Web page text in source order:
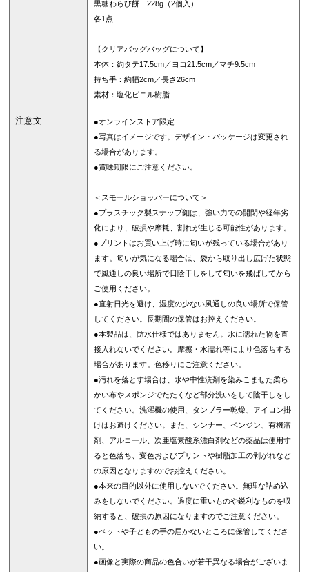
黒糖わらび餅 228g（2個入）
各1点
【クリアバッグバッグについて】
本体：約タテ17.5cm／ヨコ21.5cm／マチ9.5cm
持ち手：約幅2cm／長さ26cm
素材：塩化ビニル樹脂
注意文
●オンラインストア限定
●写真はイメージです。デザイン・パッケージは変更され
る場合があります。
●賞味期限にご注意ください。
＜スモールショッパーについて＞
●プラスチック製スナップ釦は、強い力での開閉や経年劣
化により、破損や摩耗、割れが生じる可能性があります。
●プリントはお買い上げ時に匂いが残っている場合があり
ます。匂いが気になる場合は、袋から取り出し広げた状態
で風通しの良い場所で日陰干しをして匂いを飛ばしてから
ご使用ください。
●直射日光を避け、湿度の少ない風通しの良い場所で保管
してください。長期間の保管はお控えください。
●本製品は、防水仕様ではありません。水に濡れた物を直
接入れないでください。摩擦・水濡れ等により色落ちする
場合があります。色移りにご注意ください。
●汚れを落とす場合は、水や中性洗剤を染みこませた柔ら
かい布やスポンジでたたくなど部分洗いをして陰干しをし
てください。洗濯機の使用、タンブラー乾燥、アイロン掛
けはお避けください。また、シンナー、ベンジン、有機溶
剤、アルコール、次亜塩素酸系漂白剤などの薬品は使用す
ると色落ち、変色およびプリントや樹脂加工の剥がれなど
の原因となりますのでお控えください。
●本来の目的以外に使用しないでください。無理な詰め込
みをしないでください。過度に重いものや鋭利なものを収
納すると、破損の原因になりますのでご注意ください。
●ペットや子どもの手の届かないところに保管してくださ
い。
●画像と実際の商品の色合いが若干異なる場合がございま